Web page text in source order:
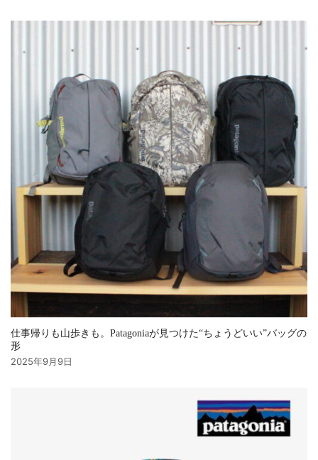
仕事帰りも山歩きも。Patagoniaが見つけた“ちょうどいい”バッグの
形
2025年9月9日